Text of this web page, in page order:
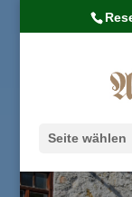
Seite wählen